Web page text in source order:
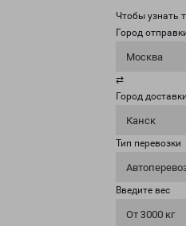
Чтобы узнать
Город
Москва
⇄
Город доставки
Канск
Тип перевозки
Введите вес
От 3000 кг